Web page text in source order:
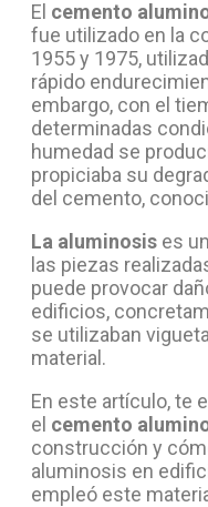
El cemento
fue utilizado en la
1955 y 1975,
rápido
embargo, con el
determinadas
humedad se
propiciaba su
del cemento,
La aluminosis es
las piezas
puede provocar
edificios,
se utilizaban
material.
En este artículo, te
el cemento
construcción y
aluminosis en
empleó este